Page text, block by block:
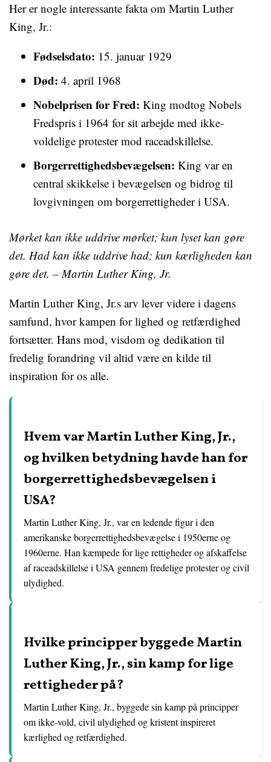
Her er nogle interessante fakta om Martin Luther
King, Jr.:
Fødselsdato: 15. januar 1929
Død: 4. april 1968
Nobelprisen for Fred: King modtog Nobels
Fredspris i 1964 for sit arbejde med ikke-
voldelige protester mod raceadskillelse.
Borgerrettighedsbevægelsen: King var en
central skikkelse i bevægelsen og bidrog til
lovgivningen om borgerrettigheder i USA.
Mørket kan ikke uddrive mørket; kun lyset kan gøre
det. Had kan ikke uddrive had; kun kærligheden kan
gøre det. – Martin Luther King, Jr.
Martin Luther King, Jr.s arv lever videre i dagens
samfund, hvor kampen for lighed og retfærdighed
fortsætter. Hans mod, visdom og dedikation til
fredelig forandring vil altid være en kilde til
inspiration for os alle.
Hvem var Martin Luther King, Jr.,
og hvilken betydning havde han for
borgerrettighedsbevægelsen i
USA?
Martin Luther King, Jr., var en ledende figur i den
amerikanske borgerrettighedsbevægelse i 1950erne og
1960erne. Han kæmpede for lige rettigheder og afskaffelse
af raceadskillelse i USA gennem fredelige protester og civil
ulydighed.
Hvilke principper byggede Martin
Luther King, Jr., sin kamp for lige
rettigheder på?
Martin Luther King, Jr., byggede sin kamp på principper
om ikke-vold, civil ulydighed og kristent inspireret
kærlighed og retfærdighed.